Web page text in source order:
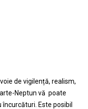
de vigilență, realism,
Neptun vă poate
Este posibil